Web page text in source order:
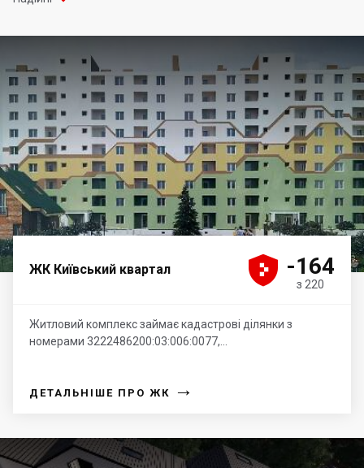
ЖК Київський квартал 



 -164
з 220
Житловий комплекс займає кадастрові ділянки з
номерами 3222486200:03:006:0077,...
ДЕТАЛЬНІШЕ ПРО ЖК →